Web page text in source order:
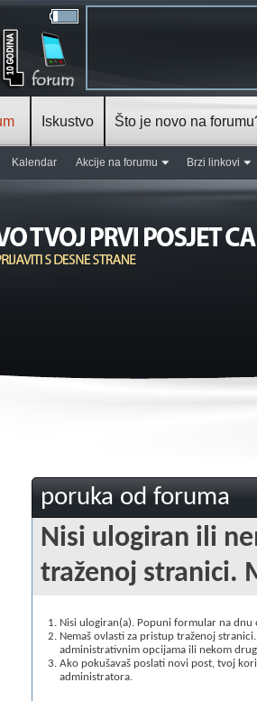
Kalendar Akcije na forumu Brzi linkovi
Iskustvo Što je novo na
poruka od foruma
Nisi ulogiran ili
traženoj stranici.
Nisi ulogiran(a). Popuni formular na
Nemaš ovlasti za pristup traženoj
administrativnim opcijama ili nekom
Ako pokušavaš poslati novi post, tvoj
administratora.